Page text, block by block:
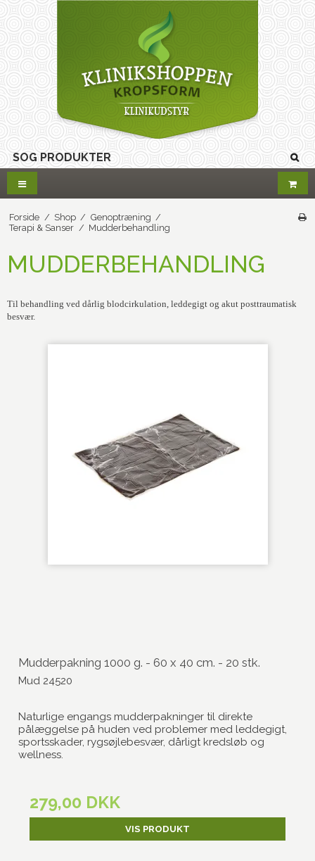
Forside / Shop / Genoptræning /
Terapi & Sanser / Mudderbehandling
MUDDERBEHANDLING
Til behandling ved dårlig blodcirkulation, leddegigt og akut posttraumatisk
besvær.
Mudderpakning 1000 g. - 60 x 40 cm. - 20 stk.
Mud 24520
Naturlige engangs mudderpakninger til direkte
pålæggelse på huden ved problemer med leddegigt,
sportsskader, rygsøjlebesvær, dårligt kredsløb og
wellness.
279,00 DKK
VIS PRODUKT